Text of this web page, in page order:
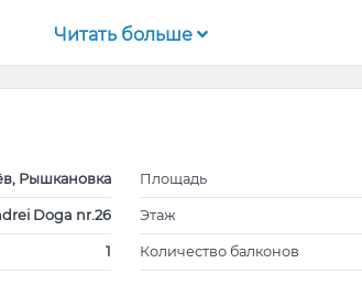
Minim 2 luni.
Читать больше
Рышкановка
Doga nr.26
1
Площадь
Этаж
Количество балконов